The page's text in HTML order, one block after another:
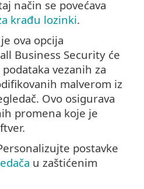
način se povećava
krađu lozinki.
ova opcija
Business Security će
vezanih za
malverom iz
Ovo osigurava
promena koje je
postavke
u zaštićenim